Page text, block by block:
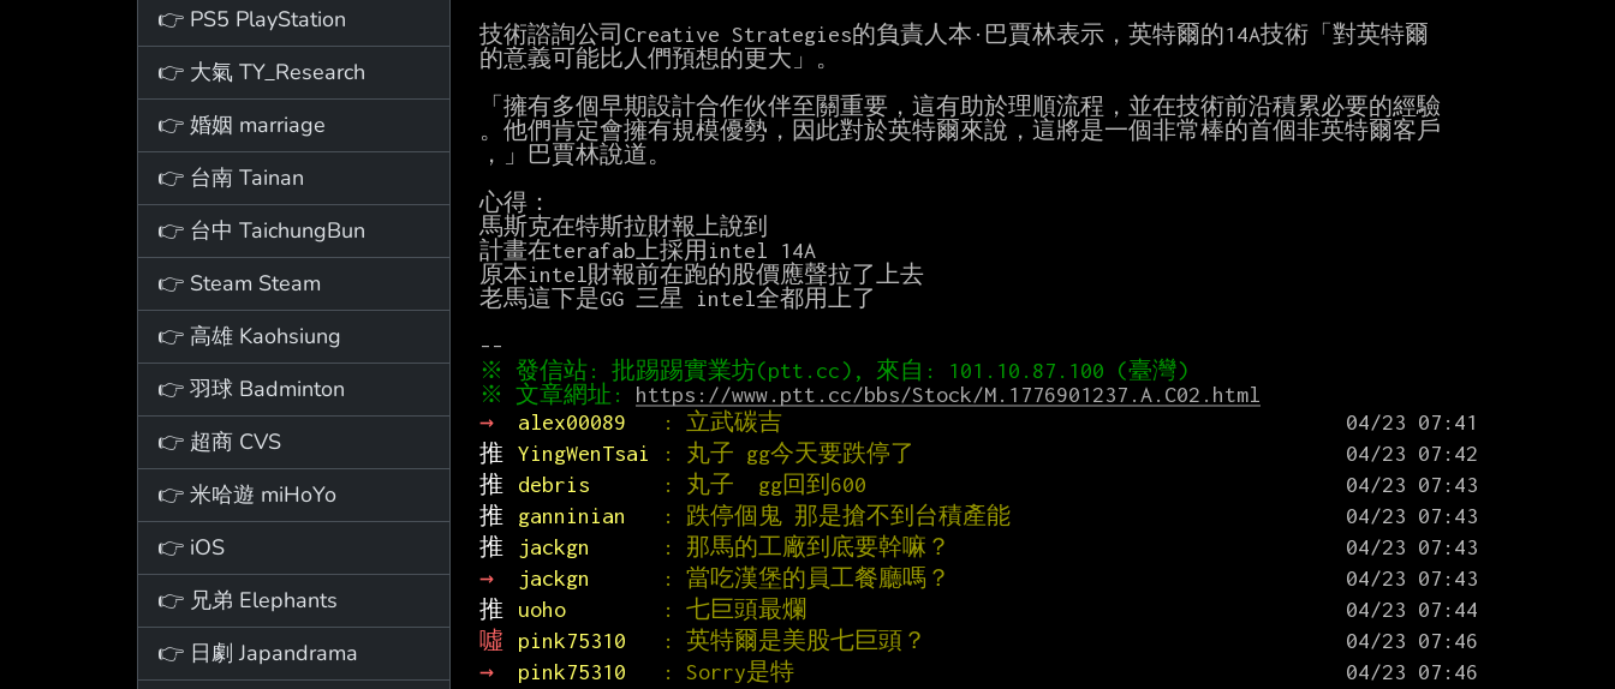
👉 PS5 PlayStation
👉 大氣 TY_Research
👉 婚姻 marriage
👉 台南 Tainan
👉 台中 TaichungBun
👉 Steam Steam
👉 高雄 Kaohsiung
👉 羽球 Badminton
👉 超商 CVS
👉 米哈遊 miHoYo
👉 iOS
👉 兄弟 Elephants
👉 日劇 Japandrama
技術諮詢公司Creative Strategies的負責人本·巴賈林表示，英特爾的14A技術「對英特爾
的意義可能比人們預想的更大」。
「擁有多個早期設計合作伙伴至關重要，這有助於理順流程，並在技術前沿積累必要的經驗
。他們肯定會擁有規模優勢，因此對於英特爾來說，這將是一個非常棒的首個非英特爾客戶
，」巴賈林說道。
心得：
馬斯克在特斯拉財報上說到
計畫在terafab上採用intel 14A
原本intel財報前在跑的股價應聲拉了上去
老馬這下是GG 三星 intel全都用上了
※ 文章網址: https://www.ptt.cc/bbs/Stock/M.1776901237.A.C02.html
→
alex00089 : 立武碳吉
推 YingWenTsai : 丸子 gg今天要跌停了
推
debris : 丸子  gg回到600
推
ganninian : 跌停個鬼 那是搶不到台積產能
推
jackgn : 那馬的工廠到底要幹嘛？
→
jackgn : 當吃漢堡的員工餐廳嗎？
推
uoho : 七巨頭最爛
噓
pink75310 : 英特爾是美股七巨頭？
→
pink75310 : Sorry是特